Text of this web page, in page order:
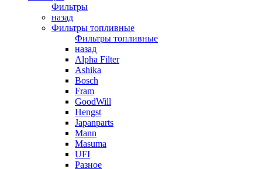
Фильтры
назад
Фильтры топливные
Фильтры топливные
назад
Alpha Filter
Ashika
Bosch
Fram
GoodWill
Hengst
Japanparts
Mann
Masuma
UFI
Разное